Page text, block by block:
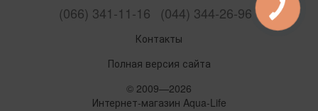
(066) 341-11-16 (044) 344-26-96
Контакты
Полная версия сайта
© 2009—2026
Интернет-магазин Aqua-Life